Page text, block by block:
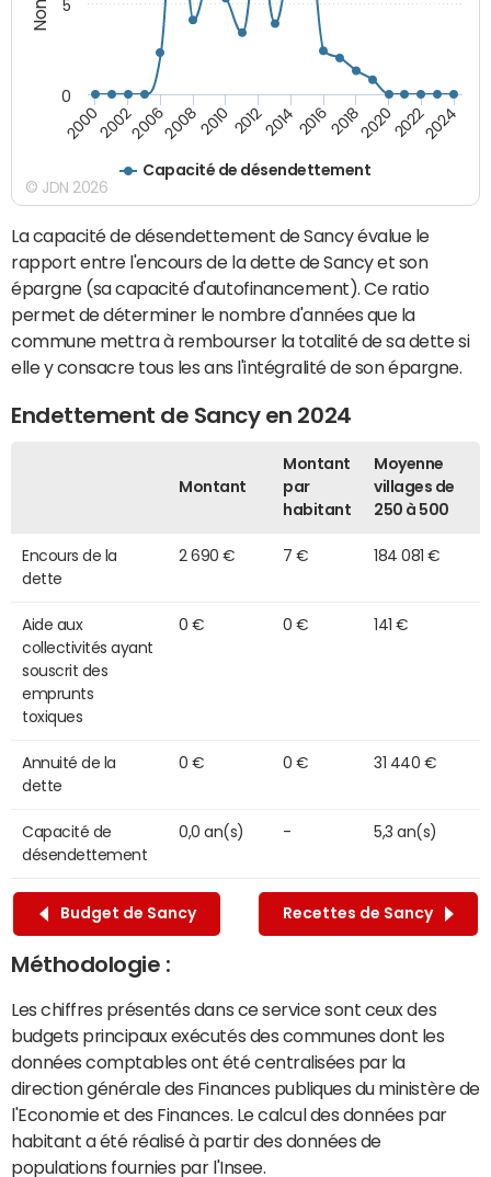
Capacité de désendettement
20002002200620082010 2012201420162018202020222024
0
5
© JDN 2026
La capacité de désendettement de Sancy évalue le
rapport entre l'encours de la dette de Sancy et son
épargne (sa capacité d'autofinancement). Ce ratio
permet de déterminer le nombre d'années que la
commune mettra à rembourser la totalité de sa dette si
elle y consacre tous les ans l'intégralité de son épargne.
Endettement de Sancy en 2024
Montant
Montant
par
habitant
Moyenne
villages de
250 à 500
Encours de la
dette
2 690 € 7 € 184 081 €
Aide aux
collectivités ayant
souscrit des
emprunts
toxiques
0 € 0 € 141 €
Annuité de la
dette
0 € 0 € 31 440 €
Capacité de
désendettement
0,0 an(s) - 5,3 an(s)
Budget de Sancy Recettes de Sancy
Méthodologie :
Les chiffres présentés dans ce service sont ceux des
budgets principaux exécutés des communes dont les
données comptables ont été centralisées par la
direction générale des Finances publiques du ministère de
l'Economie et des Finances. Le calcul des données par
habitant a été réalisé à partir des données de
populations fournies par l'Insee.